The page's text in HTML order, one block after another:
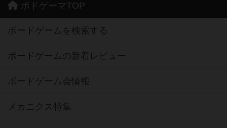
ボドゲーマTOP
ボードゲームを検索する
ボードゲームの新着レビュー
ボードゲーム会情報
メカニクス特集